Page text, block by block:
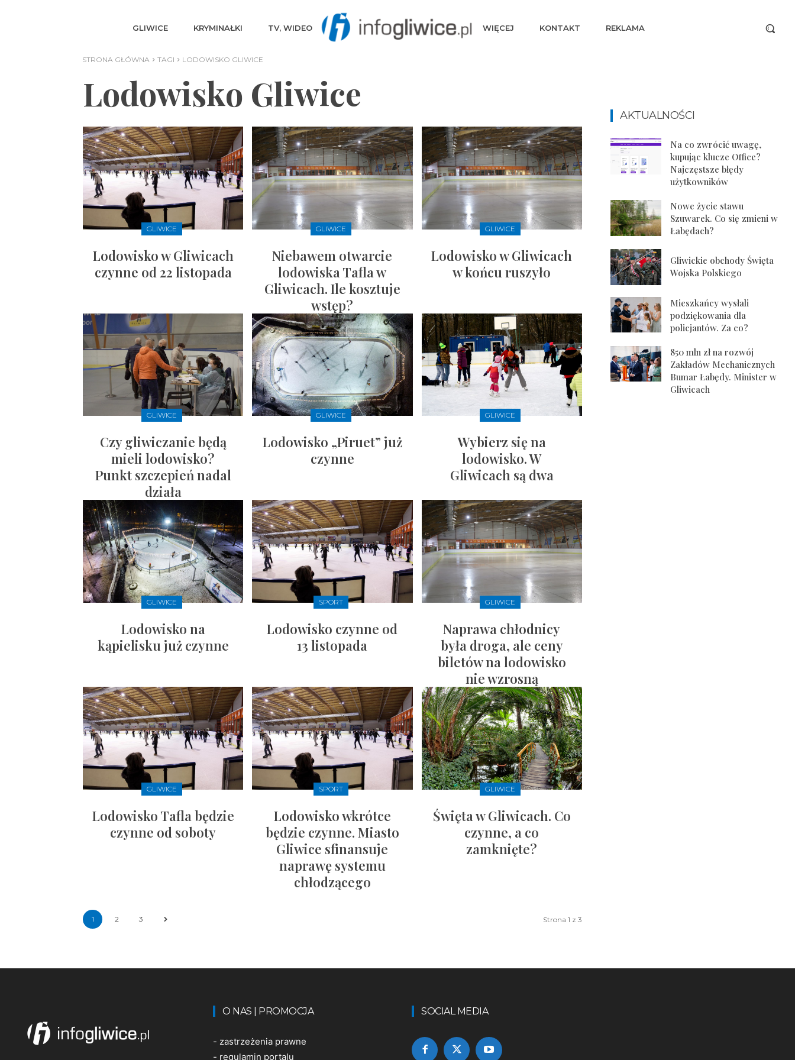
GLIWICE KRYMINAŁKI TV, WIDEO WIĘCEJ KONTAKT REKLAMA
STRONA GŁÓWNA TAGI LODOWISKO GLIWICE
Lodowisko Gliwice
GLIWICE
Lodowisko w Gliwicach
czynne od 22 listopada
GLIWICE
Niebawem otwarcie
lodowiska Tafla w
Gliwicach. Ile kosztuje
wstęp?
GLIWICE
Lodowisko w Gliwicach
w końcu ruszyło
GLIWICE
Czy gliwiczanie będą
mieli lodowisko?
Punkt szczepień nadal
działa
GLIWICE
Lodowisko „Piruet” już
czynne
GLIWICE
Wybierz się na
lodowisko. W
Gliwicach są dwa
GLIWICE
Lodowisko na
kąpielisku już czynne
SPORT
Lodowisko czynne od
13 listopada
GLIWICE
Naprawa chłodnicy
była droga, ale ceny
biletów na lodowisko
nie wzrosną
GLIWICE
Lodowisko Tafla będzie
czynne od soboty
SPORT
Lodowisko wkrótce
będzie czynne. Miasto
Gliwice sfinansuje
naprawę systemu
chłodzącego
GLIWICE
Święta w Gliwicach. Co
czynne, a co
zamknięte?
1 2 3 Strona 1 z 3
AKTUALNOŚCI
Na co zwrócić uwagę,
kupując klucze Office?
Najczęstsze błędy
użytkowników
Nowe życie stawu
Szuwarek. Co się zmieni w
Łabędach?
Gliwickie obchody Święta
Wojska Polskiego
Mieszkańcy wysłali
podziękowania dla
policjantów. Za co?
850 mln zł na rozwój
Zakładów Mechanicznych
Bumar Łabędy. Minister w
Gliwicach
O NAS | PROMOCJA
- zastrzeżenia prawne
- regulamin portalu
SOCIAL MEDIA